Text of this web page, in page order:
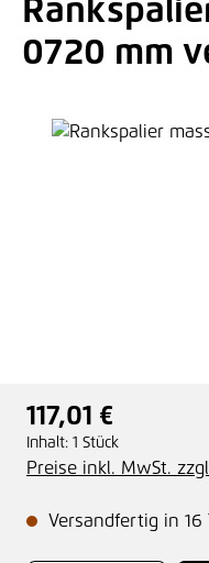
0720 mm
Bildergalerie
Regulärer Preis:
117,01 €
Inhalt: 1 Stück
Preise inkl. MwSt.
Versandfertig in 16